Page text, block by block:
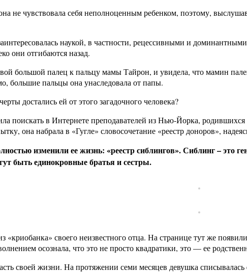
не чувствовала себя неполноценным ребенком, поэтому,
наукой, в частности, рецессивными и
они отгибаются назад.
большой палец к пальцу мамы Тайрон, и увидела, что мамин
большие пальцы она унаследовала от папы.
достались ей от этого загадочного человека?
поискать в Интернете преподавателей из Нью-Йорка,
она набрала в «Гугле» словосочетание «реестр доноров»,
изменили ее жизнь: «реестр сиблингов». Сиблинг – это
быть единокровные братья и сестры.
«криобанка» своего неизвестного отца. На странице тут же
осознала, что это не просто квадратики, это — ее
своей жизни. На протяжении семи месяцев девушка